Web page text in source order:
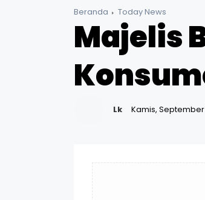
Beranda Today News
Majelis
Lk Kamis, September